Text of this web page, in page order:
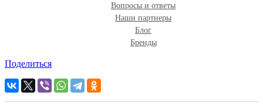
Вопросы и ответы
Наши партнеры
Блог
Бренды
Поделиться